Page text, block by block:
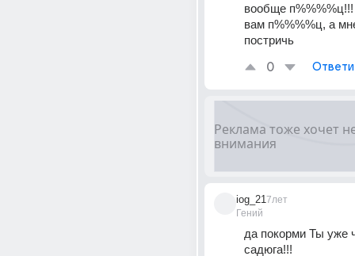
вообще
вам п%%%%ц, а
постричь
0
iog_21
Гений
7лет
да покорми Ты уже
садюга!!!